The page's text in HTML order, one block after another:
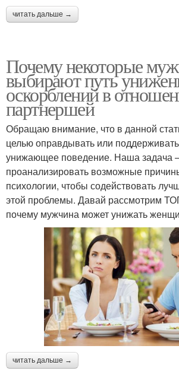
читать дальше →
Почему некоторые
выбирают путь
оскорблений в
партнершей
Обращаю внимание, что в данной
целью оправдывать или
унижающее поведение. Наша задача
проанализировать возможные
психологии, чтобы содействовать
этой проблемы. Давай рассмотрим
почему мужчина может унижать
читать дальше →